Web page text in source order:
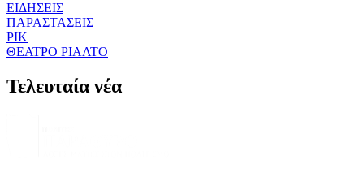
ΕΙΔΗΣΕΙΣ
ΠΑΡΑΣΤΑΣΕΙΣ
ΡΙΚ
ΘΕΑΤΡΟ ΡΙΑΛΤΟ
Τελευταία νέα